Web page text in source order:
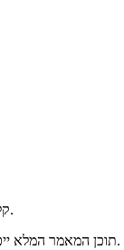
SMS ניתן ליירוט. TOTP קל לפישינג. מה הפתרונות המתקדמים שבאמת מגנים על חשבונות עסקיים.
תוכן המאמר המלא ייכתב כאן. כל מאמר יכיל 800-1500 מילים של תוכן מקורי, עשיר במילות מפתח רלוונטיות לקטגוריה.